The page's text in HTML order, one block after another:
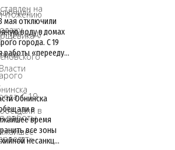
мая отключили
воду в домах
города. С 19
работы «перееду…
Обнинска
в
время
все зоны
несанкц…